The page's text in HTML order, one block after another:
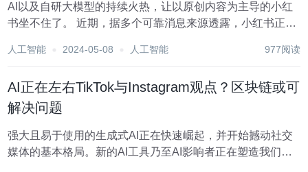
AI以及自研大模型的持续火热，让以原创内容为主导的小红
书坐不住了。 近期，据多个可靠消息来源透露，小红书正悄
人物张德兵所领导的大型模型团队，已在内部产品中展开了
人工智能 2024-05-08 人工智能 977阅读
AI正在左右TikTok与Instagram观点？区块链或可
解决问题
强大且易于使用的生成式AI正在快速崛起，并开始撼动社交
媒体的基本格局。新的AI工具乃至AI影响者正在塑造我们通